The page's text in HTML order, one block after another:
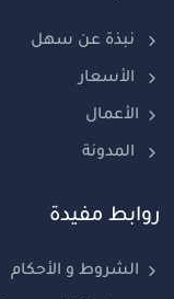
نبذة عن سهل
الأسعار
الأعمال
المدونة
روابط مفيدة
الشروط و الأحكام